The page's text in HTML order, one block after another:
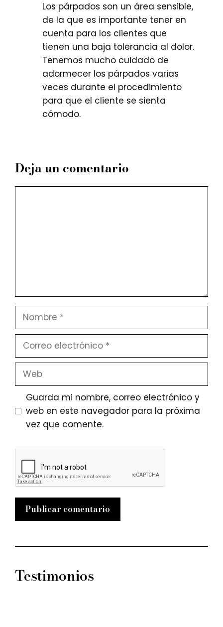
Los párpados son un área sensible,
de la que es importante tener en
cuenta para los clientes que
tienen una baja tolerancia al dolor.
Tenemos mucho cuidado de
adormecer los párpados varias
veces durante el procedimiento
para que el cliente se sienta
cómodo.
Deja un comentario
Nombre
Correo
Web
Guarda mi nombre, correo electrónico y
web en este navegador para la próxima
vez que comente.
Testimonios